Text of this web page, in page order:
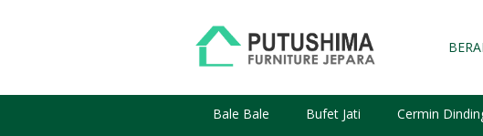
Bale Bale Bufet Jati Cermin